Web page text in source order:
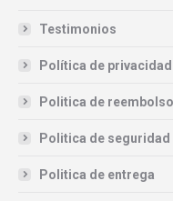
Testimonios
Política de privacidad
Politica de reembolso
Politica de seguridad
Politica de entrega